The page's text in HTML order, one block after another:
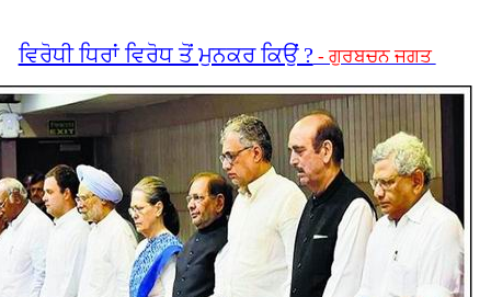
ਵਿਰੋਧੀ ਧਿਰਾਂ ਵਿਰੋਧ ਤੋਂ ਮੁਨਕਰ ਕਿਉਂ ? - ਗੁਰਬਚਨ ਜਗਤ